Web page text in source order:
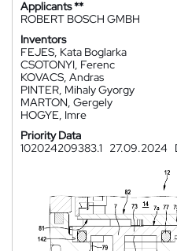
Applicants **
ROBERT BOSCH GMBH
Inventors
FEJES, Kata Boglarka
CSOTONYI, Ferenc
KOVACS, Andras
PINTER, Mihaly Gyorgy
MARTON, Gergely
HOGYE, Imre
Priority Data
102024209383.1
27.09.2024